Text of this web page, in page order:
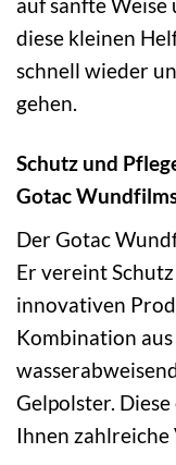
diese kleinen
schnell wieder
gehen.
Schutz und
Gotac
Der Gotac
Er vereint
innovativen
Kombination
Gelpolster.
Ihnen